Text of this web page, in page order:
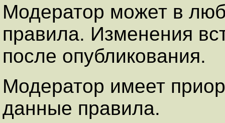
Модератор может в
правила. Изменения
после опубликования.
Модеpатоp имеет
данные пpавила.